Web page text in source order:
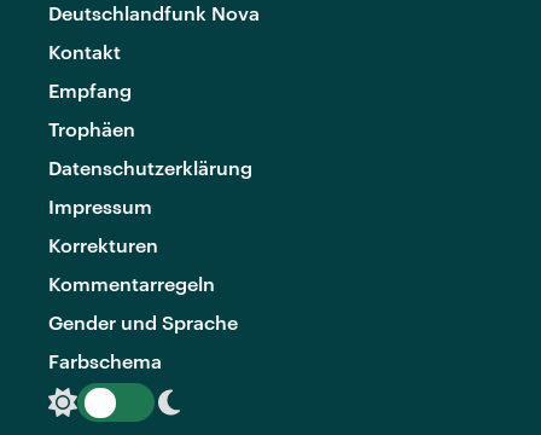
Deutschlandfunk Nova
Kontakt
Empfang
Trophäen
Datenschutzerklärung
Impressum
Korrekturen
Kommentarregeln
Gender und Sprache
Farbschema